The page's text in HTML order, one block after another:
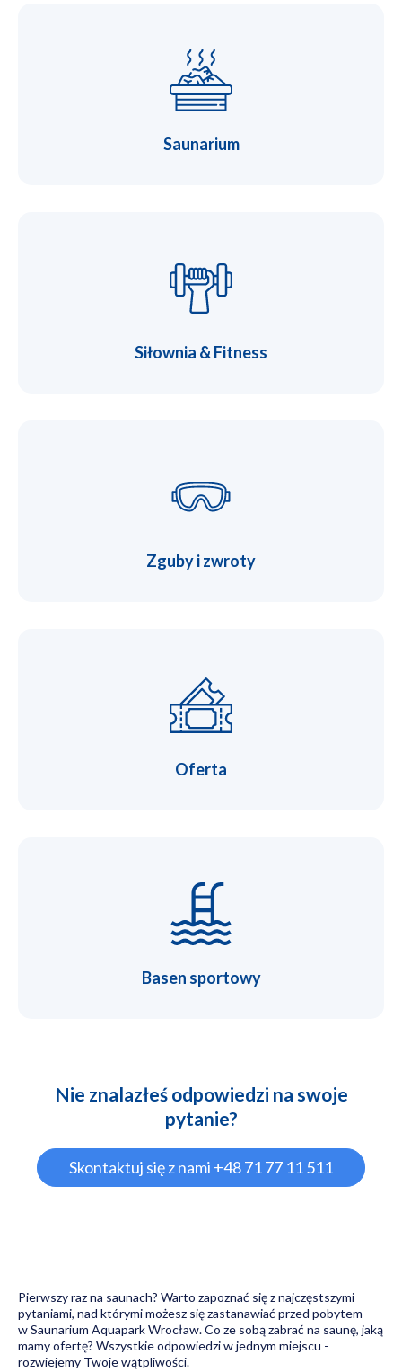
Saunarium
Siłownia & Fitness
Zguby i zwroty
Oferta
Basen sportowy
Nie znalazłeś odpowiedzi na swoje
pytanie?
Skontaktuj się z nami +48 71 77 11 511
Pierwszy raz na saunach? Warto zapoznać się z najczęstszymi
pytaniami, nad którymi możesz się zastanawiać przed pobytem
w Saunarium Aquapark Wrocław. Co ze sobą zabrać na saunę, jaką
mamy ofertę? Wszystkie odpowiedzi w jednym miejscu -
rozwiejemy Twoje wątpliwości.